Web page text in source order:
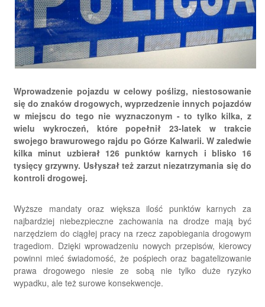
Wprowadzenie pojazdu w celowy poślizg, niestosowanie
się do znaków drogowych, wyprzedzenie innych pojazdów
w miejscu do tego nie wyznaczonym - to tylko kilka, z
wielu wykroczeń, które popełnił 23-latek w trakcie
swojego brawurowego rajdu po Górze Kalwarii. W zaledwie
kilka minut uzbierał 126 punktów karnych i blisko 16
tysięcy grzywny. Usłyszał też zarzut niezatrzymania się do
kontroli drogowej.
Wyższe mandaty oraz większa ilość punktów karnych za
najbardziej niebezpieczne zachowania na drodze mają być
narzędziem do ciągłej pracy na rzecz zapobiegania drogowym
tragediom. Dzięki wprowadzeniu nowych przepisów, kierowcy
powinni mieć świadomość, że pośpiech oraz bagatelizowanie
prawa drogowego niesie ze sobą nie tylko duże ryzyko
wypadku, ale też surowe konsekwencje.